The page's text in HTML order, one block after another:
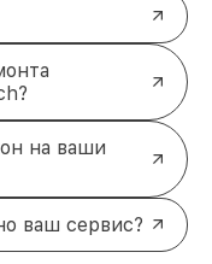
на ваши
ваш сервис?